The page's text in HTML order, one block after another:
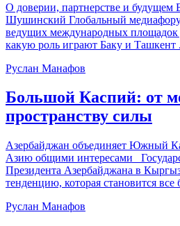
О доверии, партнерстве и
Шушинский Глобальный
ведущих международных площадок
какую роль играют Баку и Ташкент
Руслан Манафов
Большой Каспий: от
пространству силы
Азербайджан объединяет Южный
Азию общими интересами
Президента Азербайджана в
тенденцию, которая становится все
Руслан Манафов